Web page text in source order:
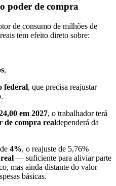
poder de compra
de consumo de milhões de
tem efeito direto sobre:
,
federal, que precisa reajustar
em 2027, o trabalhador terá
de compra realdependerá da
4%, o reajuste de 5,76%
— suficiente para aliviar parte
mas ainda distante do valor
básicas.